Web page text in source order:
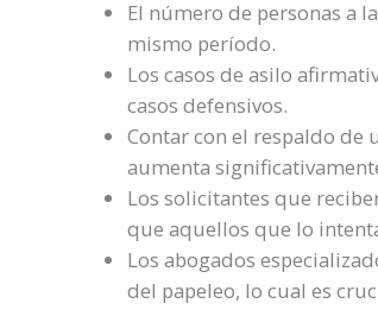
El número de personas a
mismo período.
Los casos de asilo
casos defensivos.
Contar con el respaldo
aumenta
Los solicitantes que
que aquellos que lo
Los abogados
del papeleo, lo cual es